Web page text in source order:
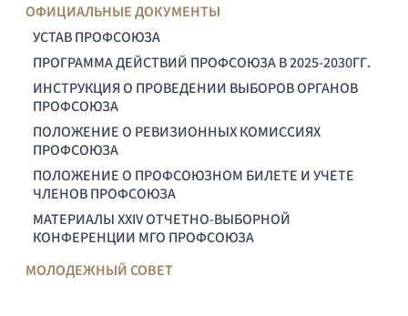
ОФИЦИАЛЬНЫЕ ДОКУМЕНТЫ
УСТАВ ПРОФСОЮЗА
ПРОГРАММА ДЕЙСТВИЙ ПРОФСОЮЗА В 2025-2030ГГ.
ИНСТРУКЦИЯ О ПРОВЕДЕНИИ ВЫБОРОВ ОРГАНОВ
ПРОФСОЮЗА
ПОЛОЖЕНИЕ О РЕВИЗИОННЫХ КОМИССИЯХ
ПРОФСОЮЗА
ПОЛОЖЕНИЕ О ПРОФСОЮЗНОМ БИЛЕТЕ И УЧЕТЕ
ЧЛЕНОВ ПРОФСОЮЗА
МАТЕРИАЛЫ XXIV ОТЧЕТНО-ВЫБОРНОЙ
КОНФЕРЕНЦИИ МГО ПРОФСОЮЗА
МОЛОДЕЖНЫЙ СОВЕТ